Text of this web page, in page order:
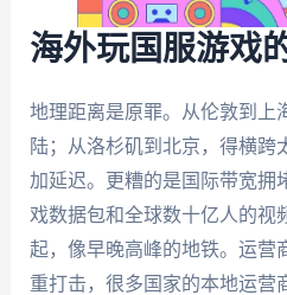
海外玩国服游戏
地理距离是原罪。从伦敦到上
陆；从洛杉矶到北京，得横跨
加延迟。更糟的是国际带宽拥
戏数据包和全球数十亿人的视
起，像早晚高峰的地铁。运营
重打击，很多国家的本地运营